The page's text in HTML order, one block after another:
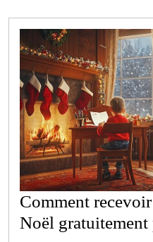
Comment
Noël gratuitement